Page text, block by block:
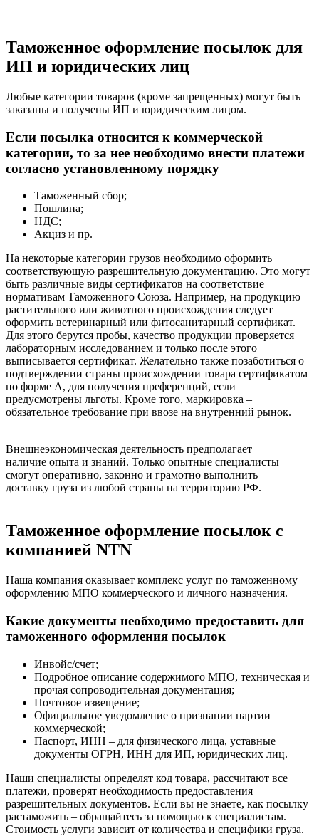
Таможенное оформление посылок для
ИП и юридических лиц
Любые категории товаров (кроме запрещенных) могут быть
заказаны и получены ИП и юридическим лицом.
Если посылка относится к коммерческой
категории, то за нее необходимо внести платежи
согласно установленному порядку
Таможенный сбор;
Пошлина;
НДС;
Акциз и пр.
На некоторые категории грузов необходимо оформить
соответствующую разрешительную документацию. Это могут
быть различные виды сертификатов на соответствие
нормативам Таможенного Союза. Например, на продукцию
растительного или животного происхождения следует
оформить ветеринарный или фитосанитарный сертификат.
Для этого берутся пробы, качество продукции проверяется
лабораторным исследованием и только после этого
выписывается сертификат. Желательно также позаботиться о
подтверждении страны происхождении товара сертификатом
по форме А, для получения преференций, если
предусмотрены льготы. Кроме того, маркировка –
обязательное требование при ввозе на внутренний рынок.
Внешнеэкономическая деятельность предполагает
наличие опыта и знаний. Только опытные специалисты
смогут оперативно, законно и грамотно выполнить
доставку груза из любой страны на территорию РФ.
Таможенное оформление посылок с
компанией NTN
Наша компания оказывает комплекс услуг по таможенному
оформлению МПО коммерческого и личного назначения.
Какие документы необходимо предоставить для
таможенного оформления посылок
Инвойс/счет;
Подробное описание содержимого МПО, техническая и
прочая сопроводительная документация;
Почтовое извещение;
Официальное уведомление о признании партии
коммерческой;
Паспорт, ИНН – для физического лица, уставные
документы ОГРН, ИНН для ИП, юридических лиц.
Наши специалисты определят код товара, рассчитают все
платежи, проверят необходимость предоставления
разрешительных документов. Если вы не знаете, как посылку
растаможить – обращайтесь за помощью к специалистам.
Стоимость услуги зависит от количества и специфики груза.